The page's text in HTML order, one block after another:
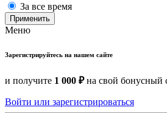
За все время
Применить
Меню
Зарегистрируйтесь на нашем сайте
и получите 1 000 ₽на свой бонусный
Войти или зарегистрироваться